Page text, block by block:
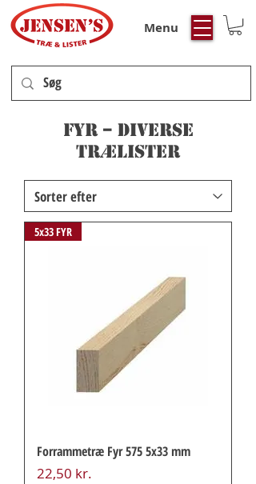
Menu
FYR – diverse
trælister
5x33 FYR
Forrammetræ Fyr 575 5x33 mm
Pris
22,50 kr.